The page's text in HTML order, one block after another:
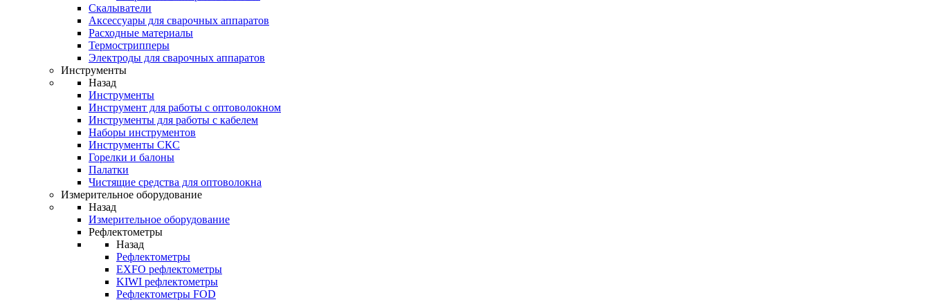
Скалыватели
Аксессуары для сварочных аппаратов
Расходные материалы
Термострипперы
Электроды для сварочных аппаратов
Инструменты
Назад
Инструменты
Инструмент для работы с оптоволокном
Инструменты для работы с кабелем
Наборы инструментов
Инструменты СКС
Горелки и балоны
Палатки
Чистящие средства для оптоволокна
Измерительное оборудование
Назад
Измерительное оборудование
Рефлектометры
Назад
Рефлектометры
EXFO рефлектометры
KIWI рефлектометры
Рефлектометры FOD